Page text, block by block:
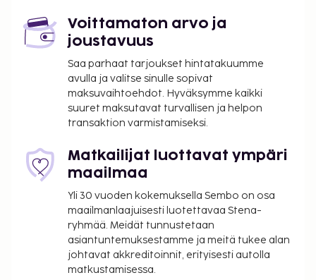
Voittamaton arvo ja
joustavuus
Saa parhaat tarjoukset hintatakuumme
avulla ja valitse sinulle sopivat
maksuvaihtoehdot. Hyväksymme kaikki
suuret maksutavat turvallisen ja helpon
transaktion varmistamiseksi.
Matkailijat luottavat ympäri
maailmaa
Yli 30 vuoden kokemuksella Sembo on osa
maailmanlaajuisesti luotettavaa Stena-
ryhmää. Meidät tunnustetaan
asiantuntemuksestamme ja meitä tukee alan
johtavat akkreditoinnit, erityisesti autolla
matkustamisessa.